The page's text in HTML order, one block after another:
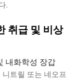
.
취급 및 비상
내화학성 장갑
트릴 또는 네오프